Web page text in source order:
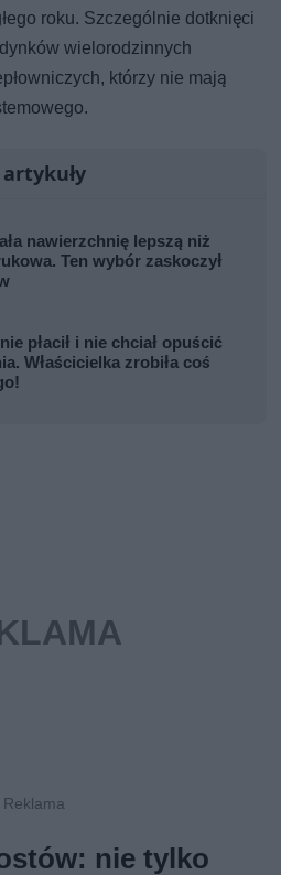
roku. Szczególnie dotknięci
wielorodzinnych
którzy nie mają
nawierzchnię lepszą niż
Ten wybór zaskoczył
płacił i nie chciał opuścić
Właścicielka zrobiła coś
nie tylko